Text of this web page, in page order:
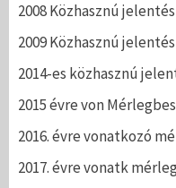
2008 Közhasznú jelentés
2009 Közhasznú jelentés
2014-es közhasznú
2015 évre von
2016. évre vonatkozó
2017. évre vonatk